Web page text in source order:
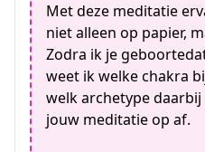
Met deze meditatie
niet alleen op papier,
Zodra ik je
weet ik welke chakra
welk archetype
jouw meditatie op af.